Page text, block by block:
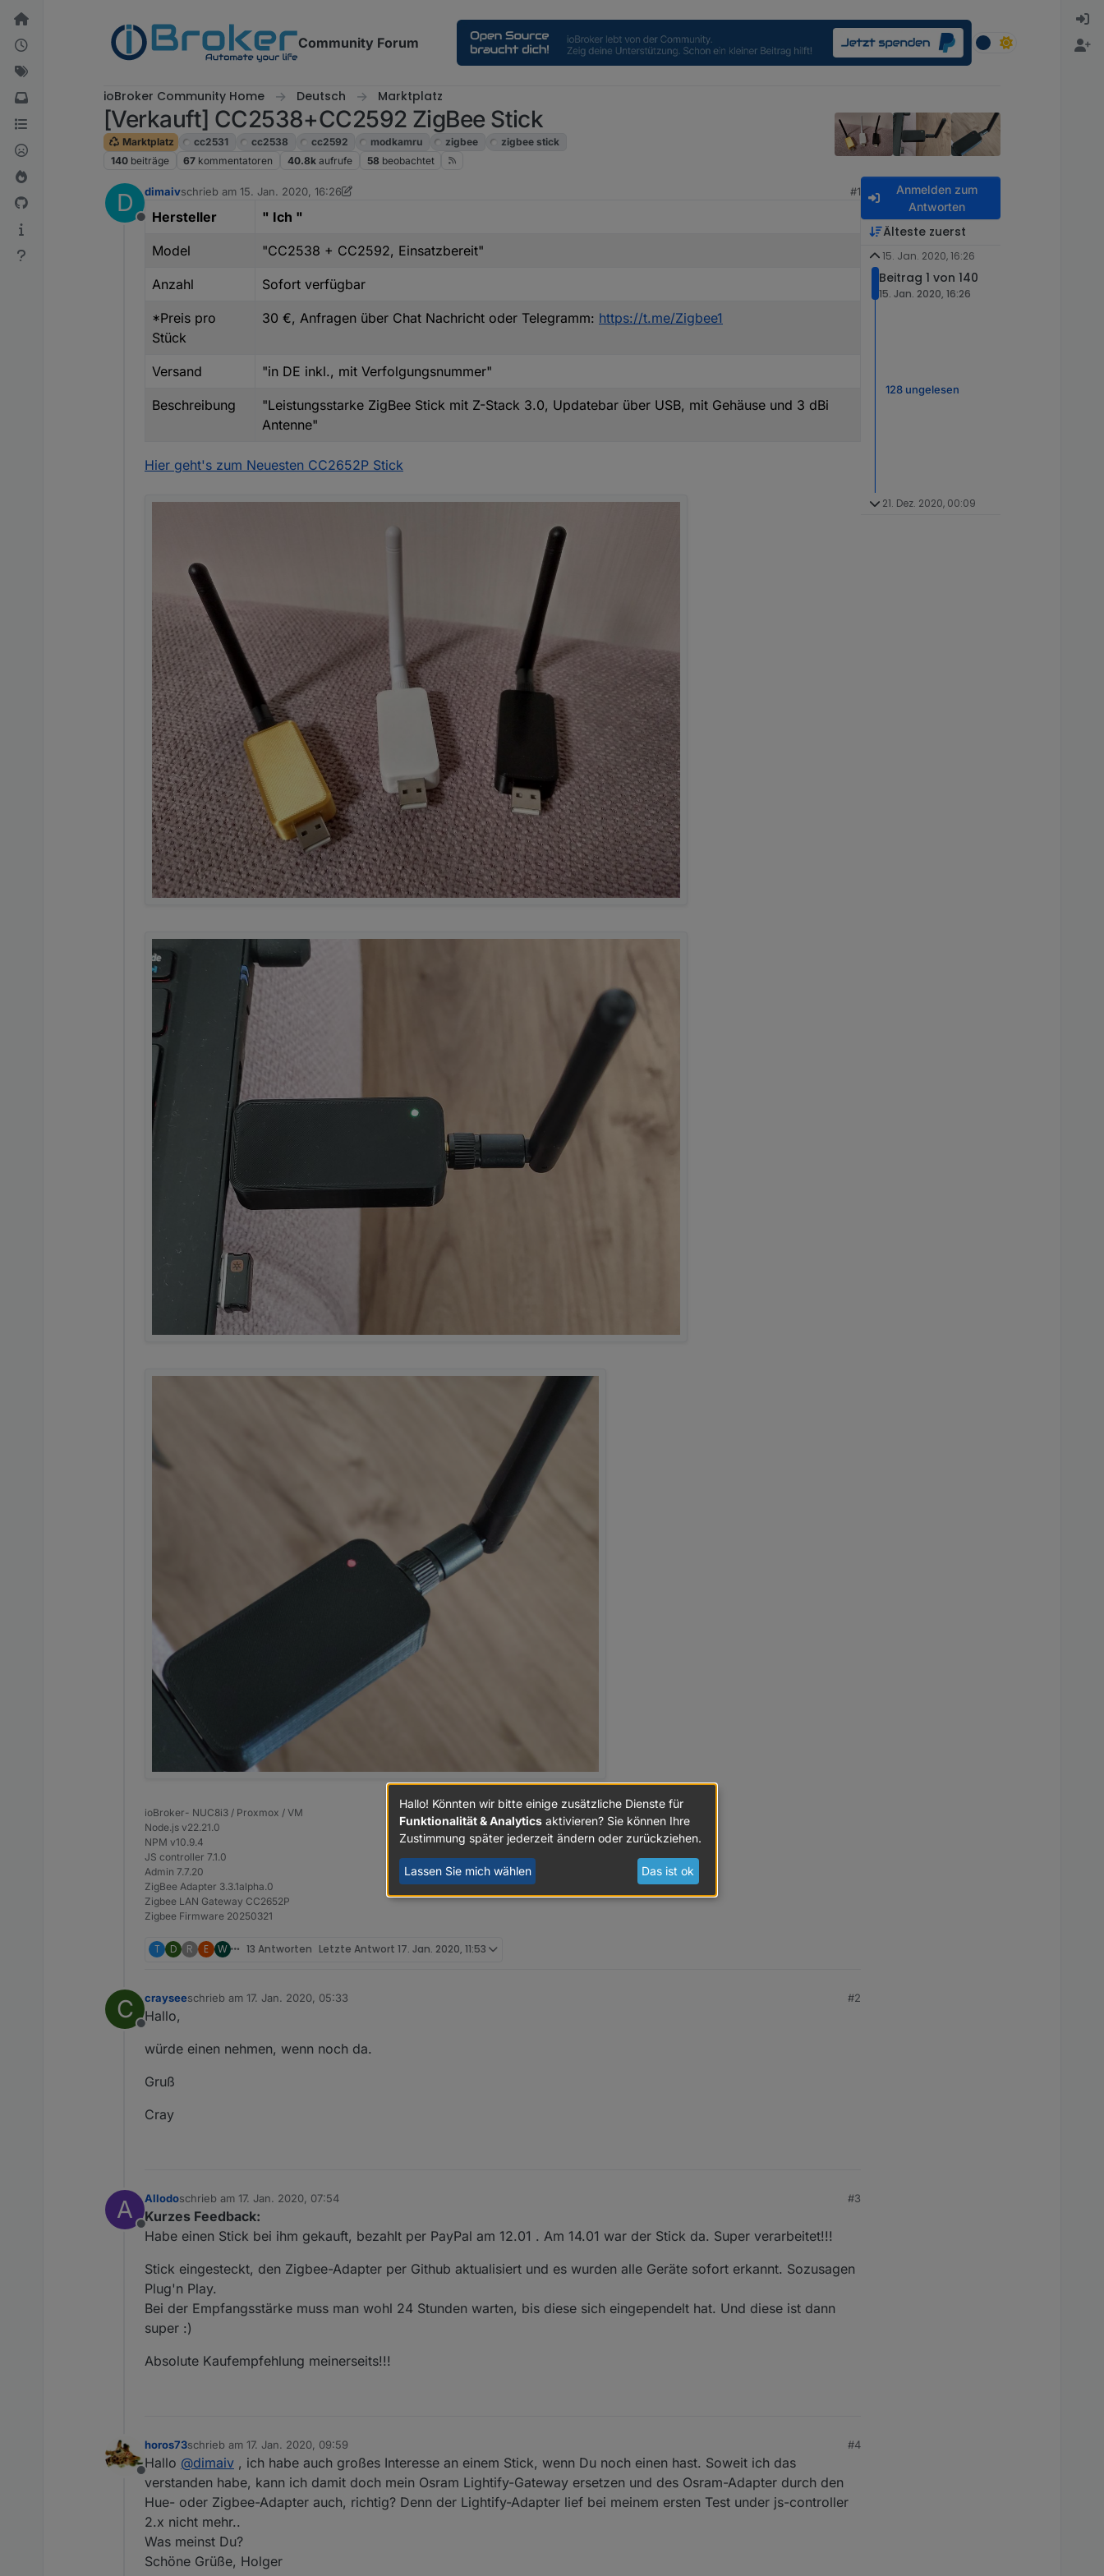
Weiter zum Inhalt
Community Forum
ioBroker Community Home Deutsch Marktplatz
[Verkauft] CC2538+CC2592 ZigBee Stick
Marktplatz cc2531 cc2538 cc2592 modkamru zigbee
zigbee stick
140 beiträge 67 kommentatoren 40.8k aufrufe 58 beobachtet
D
Offline
dimaivschrieb am 15. Jan. 2020, 16:26
zuletzt editiert von dimaiv
#1
Hersteller " Ich "
Model "CC2538 + CC2592, Einsatzbereit"
Anzahl Sofort verfügbar
*Preis pro
Stück
30 €, Anfragen über Chat Nachricht oder Telegramm: https://t.me/Zigbee1
Versand "in DE inkl., mit Verfolgungsnummer"
Beschreibung
"Leistungsstarke ZigBee Stick mit Z-Stack 3.0, Updatebar über USB, mit Gehäuse und 3 dBi
Antenne"
Hier geht's zum Neuesten CC2652P Stick
ioBroker- NUC8i3 / Proxmox / VM
Node.js v22.21.0
NPM v10.9.4
JS controller 7.1.0
Admin 7.7.20
ZigBee Adapter 3.3.1alpha.0
Zigbee LAN Gateway CC2652P
Zigbee Firmware 20250321
T D R E W 13 Antworten Letzte Antwort 17. Jan. 2020, 11:53
C
Offline
crayseeschrieb am 17. Jan. 2020, 05:33
zuletzt editiert von
#2
Hallo,
würde einen nehmen, wenn noch da.
Gruß
Cray
A
Offline
Allodoschrieb am 17. Jan. 2020, 07:54
zuletzt editiert von
#3
Kurzes Feedback:
Habe einen Stick bei ihm gekauft, bezahlt per PayPal am 12.01 . Am 14.01 war der Stick da. Super verarbeitet!!!
Stick eingesteckt, den Zigbee-Adapter per Github aktualisiert und es wurden alle Geräte sofort erkannt. Sozusagen
Plug'n Play.
Bei der Empfangsstärke muss man wohl 24 Stunden warten, bis diese sich eingependelt hat. Und diese ist dann
super :)
Absolute Kaufempfehlung meinerseits!!!
Offline
horos73schrieb am 17. Jan. 2020, 09:59
zuletzt editiert von
#4
Hallo @dimaiv , ich habe auch großes Interesse an einem Stick, wenn Du noch einen hast. Soweit ich das
verstanden habe, kann ich damit doch mein Osram Lightify-Gateway ersetzen und des Osram-Adapter durch den
Hue- oder Zigbee-Adapter auch, richtig? Denn der Lightify-Adapter lief bei meinem ersten Test under js-controller
2.x nicht mehr..
Was meinst Du?
Schöne Grüße, Holger
Anmelden zum
Antworten
Älteste zuerst
15. Jan. 2020, 16:26
Beitrag 1 von 140
15. Jan. 2020, 16:26
128 ungelesen
21. Dez. 2020, 00:09
Hallo! Könnten wir bitte einige zusätzliche Dienste für
Funktionalität & Analytics aktivieren? Sie können Ihre
Zustimmung später jederzeit ändern oder zurückziehen.
Lassen Sie mich wählen Das ist ok